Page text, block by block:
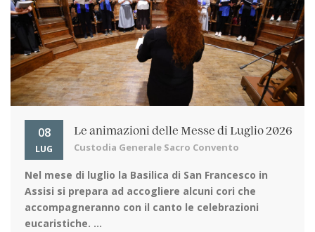
08
LUG
Le animazioni delle Messe di Luglio 2026
Custodia Generale Sacro Convento
Nel mese di luglio la Basilica di San Francesco in
Assisi si prepara ad accogliere alcuni cori che
accompagneranno con il canto le celebrazioni
eucaristiche. ...